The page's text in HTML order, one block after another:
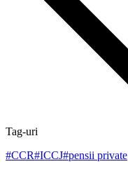
Tag-uri
#CCR#ICCJ#pensii private